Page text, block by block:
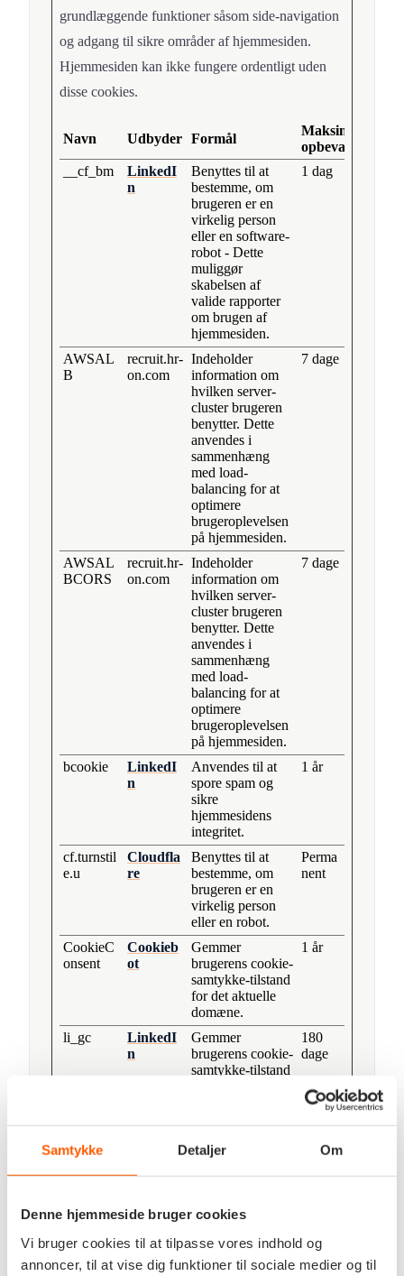
Samtykke Detaljer Om
Denne hjemmeside bruger cookies
Vi bruger cookies til at tilpasse vores indhold og
annoncer, til at vise dig funktioner til sociale medier og til
grundlæggende funktioner såsom side-navigation
og adgang til sikre områder af hjemmesiden.
Hjemmesiden kan ikke fungere ordentligt uden
disse cookies.
Navn Udbyder Formål
Maksimal
opbevaringstid
__cf_bm
LinkedI
n
Benyttes til at
bestemme, om
brugeren er en
virkelig person
eller en software-
robot - Dette
muliggør
skabelsen af
valide rapporter
om brugen af
hjemmesiden.
1 dag
AWSAL
B
recruit.hr-
on.com
Indeholder
information om
hvilken server-
cluster brugeren
benytter. Dette
anvendes i
sammenhæng
med load-
balancing for at
optimere
brugeroplevelsen
på hjemmesiden.
7 dage
AWSAL
BCORS
recruit.hr-
on.com
Indeholder
information om
hvilken server-
cluster brugeren
benytter. Dette
anvendes i
sammenhæng
med load-
balancing for at
optimere
brugeroplevelsen
på hjemmesiden.
7 dage
bcookie
LinkedI
n
Anvendes til at
spore spam og
sikre
hjemmesidens
integritet.
1 år
cf.turnstil
e.u
Cloudfla
re
Benyttes til at
bestemme, om
brugeren er en
virkelig person
eller en robot.
Perma
nent
CookieC
onsent
Cookieb
ot
Gemmer
brugerens cookie-
samtykke-tilstand
for det aktuelle
domæne.
1 år
li_gc
LinkedI
n
Gemmer
brugerens cookie-
samtykke-tilstand
180
dage
PHPSES
SID
recruit.hr- Bevarer
brugertilstand på
tværs af
sideforespørgsler.
Sessio
ie
tjekke om
browser
understøtter